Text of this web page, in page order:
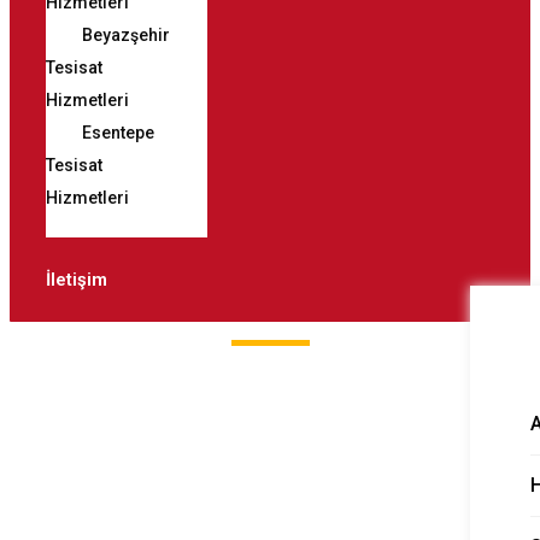
Beyazşehir
Tesisat
Hizmetleri
Esentepe
Tesisat
Hizmetleri
İletişim